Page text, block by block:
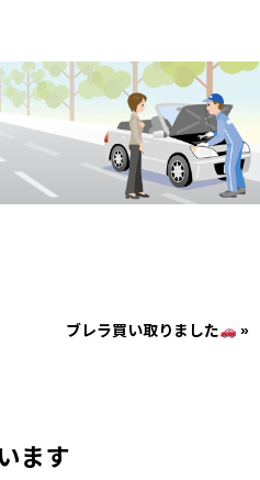
ブレラ買い取りました »
ます